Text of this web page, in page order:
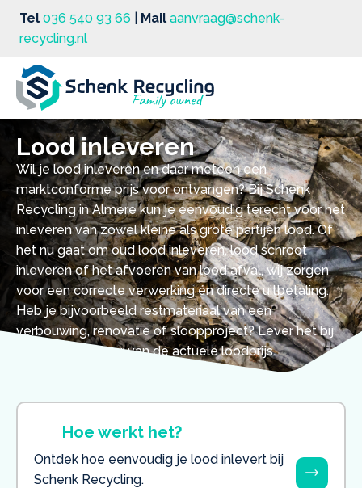
Tel 036 540 93 66 Mail aanvraag@schenk-
recycling.nl
Lood inleveren
Wil je lood inleveren en daar meteen een
marktconforme prijs voor ontvangen? Bij Schenk
Recycling in Almere kun je eenvoudig terecht voor het
inleveren van zowel kleine als grote partijen lood. Of
het nu gaat om oud lood inleveren, lood schroot
inleveren of het afvoeren van lood afval, wij zorgen
voor een correcte verwerking én directe uitbetaling.
Heb je bijvoorbeeld restmateriaal van een
verbouwing, renovatie of sloopproject? Lever het bij
ons in en profiteer van de actuele loodprijs.
Hoe werkt het?
Ontdek hoe eenvoudig je lood inlevert bij
Schenk Recycling.